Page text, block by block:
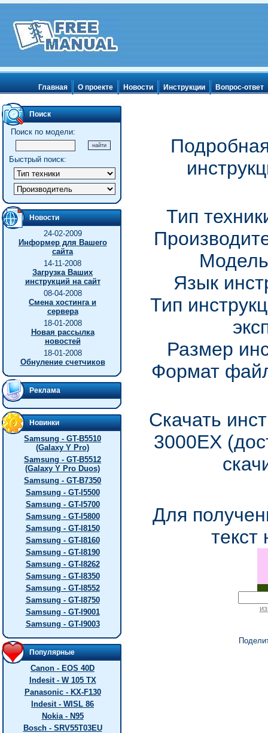
Главная О проекте Новости Инструкции Вопрос-ответ
Поиск
Поиск по модели:
Быстрый поиск:
Новости
24-02-2009
Информер для Вашего
сайта
14-11-2008
Загрузка Ваших
инструкций на сайт
08-04-2008
Смена хостинга и
сервера
18-01-2008
Новая рассылка
новостей
18-01-2008
Обнуление счетчиков
Реклама
Новинки
Samsung - GT-B5510
(Galaxy Y Pro)
Samsung - GT-B5512
(Galaxy Y Pro Duos)
Samsung - GT-B7350
Samsung - GT-I5500
Samsung - GT-I5700
Samsung - GT-I5800
Samsung - GT-I8150
Samsung - GT-I8160
Samsung - GT-I8190
Samsung - GT-I8262
Samsung - GT-I8350
Samsung - GT-I8552
Samsung - GT-I8750
Samsung - GT-I9001
Samsung - GT-I9003
Популярные
Canon - EOS 40D
Indesit - W 105 TX
Panasonic - KX-F130
Indesit - WISL 86
Nokia - N95
Bosch - SRV55T03EU
Тип
Язык
Тип
Размер
Формат
Скачать
3000EX
Для
текст